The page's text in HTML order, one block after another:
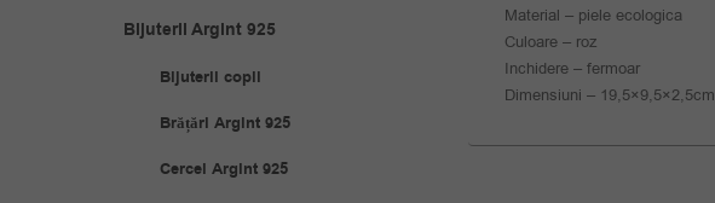
Material – piele ecologica
Culoare – roz
Inchidere – fermoar
Dimensiuni – 19,5×9,5×2,5cm
Bijuterii Argint 925
Bijuterii copii
Brățări Argint 925
Cercei Argint 925